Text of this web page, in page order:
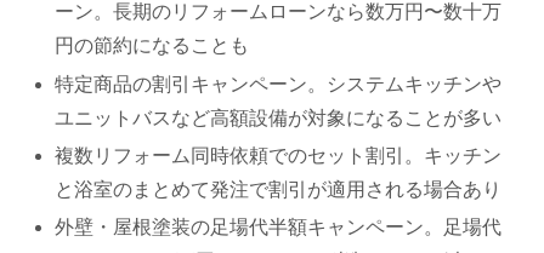
ーン。長期のリフォームローンなら数万円〜数十万
円の節約になることも
特定商品の割引キャンペーン。システムキッチンや
ユニットバスなど高額設備が対象になることが多い
複数リフォーム同時依頼でのセット割引。キッチン
と浴室のまとめて発注で割引が適用される場合あり
外壁・屋根塗装の足場代半額キャンペーン。足場代